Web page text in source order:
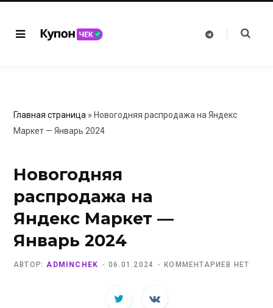
T
Главная страница » Новогодняя распродажа на Яндекс
Маркет — Январь 2024
Новогодняя
распродажа на
Яндекс Маркет —
Январь 2024
АВТОР: ADMINCHEK 06.01.2024 КОММЕНТАРИЕВ НЕТ